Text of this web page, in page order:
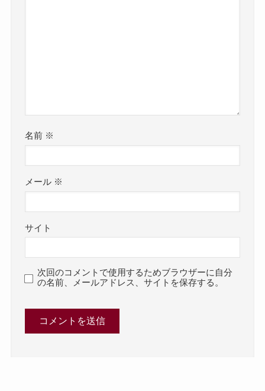
名前 ※
メール ※
サイト
次回のコメントで使用するためブラウザーに自分
の名前、メールアドレス、サイトを保存する。